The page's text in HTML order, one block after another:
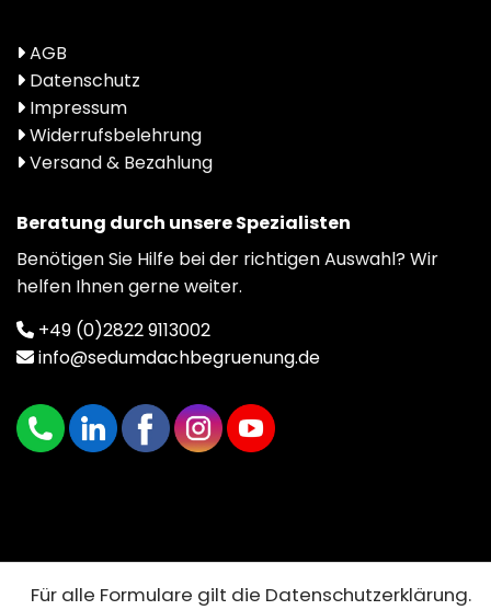
AGB
Datenschutz
Impressum
Widerrufsbelehrung
Versand & Bezahlung
Beratung durch unsere Spezialisten
Benötigen Sie Hilfe bei der richtigen Auswahl? Wir
helfen Ihnen gerne weiter.
+49 (0)2822 9113002
info@sedumdachbegruenung.de
Für alle Formulare gilt die Datenschutzerklärung.